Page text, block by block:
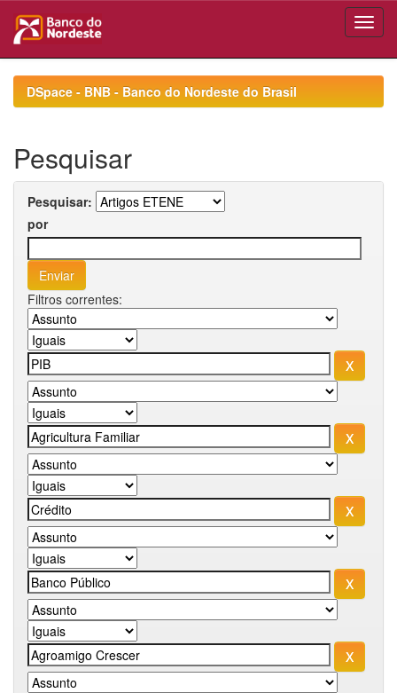
navigationDSpace - BNB - Banco do Nordeste do Brasil
Pesquisar
Pesquisar:
por
Filtros correntes: